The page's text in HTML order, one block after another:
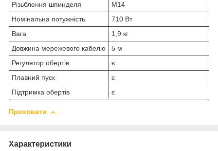
Різьблення шпинделя
М14
Номінальна потужність
710 Вт
Вага
1,9 кг
Довжина мережевого кабелю
5 м
Регулятор обертів
є
Плавний пуск
є
Підтримка обертів
є
Приховати
Характеристики